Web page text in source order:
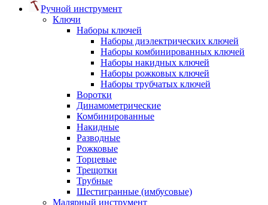
Ручной инструмент
Ключи
Наборы ключей
Наборы диэлектрических ключей
Наборы комбинированных ключей
Наборы накидных ключей
Наборы рожковых ключей
Наборы трубчатых ключей
Воротки
Динамометрические
Комбинированные
Накидные
Разводные
Рожковые
Торцевые
Трещотки
Трубные
Шестигранные (имбусовые)
Малярный инструмент